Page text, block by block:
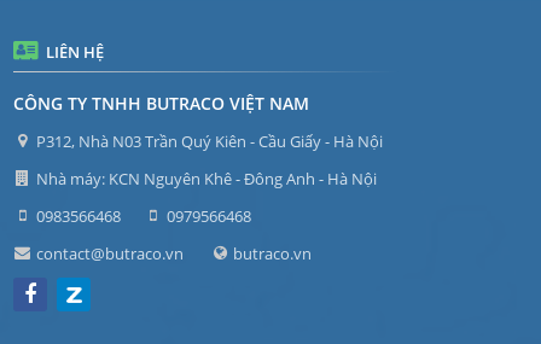
LIÊN HỆ
CÔNG TY TNHH BUTRACO VIỆT NAM
P312, Nhà N03 Trần Quý Kiên - Cầu Giấy - Hà Nội
Nhà máy: KCN Nguyên Khê - Đông Anh - Hà Nội
0983566468
0979566468
contact@butraco.vn
butraco.vn